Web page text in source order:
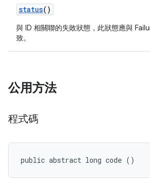
status()
與 ID 相關聯的失敗狀態，此狀態應與
致。
公用方法
程式碼
public abstract long code ()